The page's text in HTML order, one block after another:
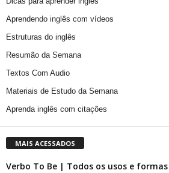
Aprendendo inglês com vídeos
Estruturas do inglês
Resumão da Semana
Textos Com Audio
Materiais de Estudo da Semana
Aprenda inglês com citações
MAIS ACESSADOS
Verbo To Be | Todos os usos e formas